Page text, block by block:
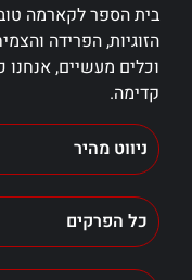
בית הספר לקארמה
הזוגיות, הפרידה
וכלים מעשיים, אנחנו
קדימה.
ניווט מהיר
כל הפרקים